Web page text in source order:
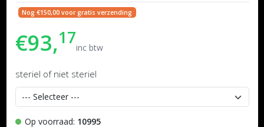
Nog €150,00 voor gratis verzending
€93,17inc btw
steriel of niet steriel
Op voorraad: 10995